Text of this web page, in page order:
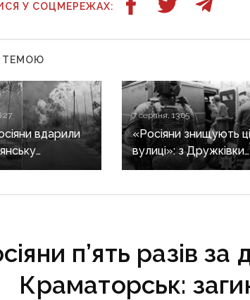
У СОЦМЕРЕЖАХ:
ТЕМОЮ
вдарили
С»: загинула
7 серпня, 13:05
«Росіяни знищують
вулиці»: з Дружківки
триває евакуація,
п’ять разів
Краматорськ: